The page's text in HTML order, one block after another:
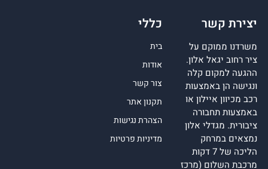
יצירת קשר
משרדנו ממוקם על
ציר רחוב יגאל אלון.
ההגעה למקום קלה
ונגישה הן באמצעות
רכב מכיוון איילון או
באמצעות תחבורה
ציבורית. מגדלי אלון
נמצאים במרחק
הליכה של 7 דקות
מרכבת השלום (מרכז
כללי
בית
אודות
צור קשר
תקנון אתר
הצהרת נגישות
מדיניות פרטיות